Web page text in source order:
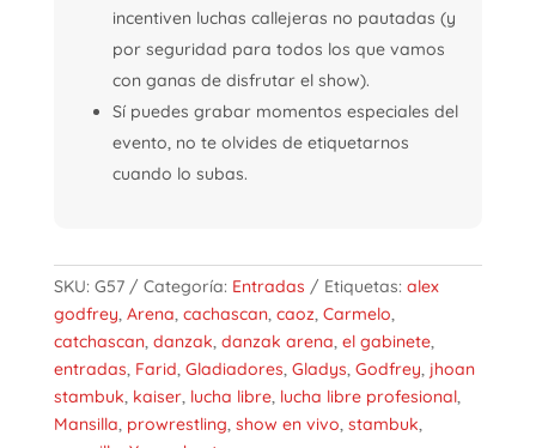
incentiven luchas callejeras no pautadas (y
por seguridad para todos los que vamos
con ganas de disfrutar el show).
Sí puedes grabar momentos especiales del
evento, no te olvides de etiquetarnos
cuando lo subas.
SKU: G57 Categoría: Entradas Etiquetas: alex
godfrey, Arena, cachascan, caoz, Carmelo,
catchascan, danzak, danzak arena, el gabinete,
entradas, Farid, Gladiadores, Gladys, Godfrey, jhoan
stambuk, kaiser, lucha libre, lucha libre profesional,
Mansilla, prowrestling, show en vivo, stambuk,